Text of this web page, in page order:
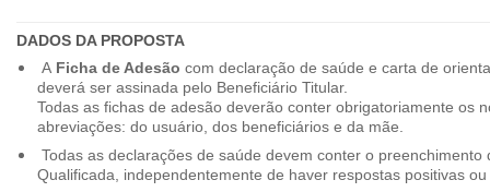
DADOS DA PROPOSTA
A Ficha de Adesão com declaração de saúde e carta de
deverá ser assinada pelo Beneficiário Titular.
Todas as fichas de adesão deverão conter obrigatoriamente os
abreviações: do usuário, dos beneficiários e da mãe.
Todas as declarações de saúde devem conter o preenchimento
Qualificada, independentemente de haver respostas positivas ou